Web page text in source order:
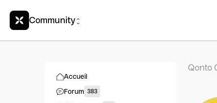
Community
Accueil
Forum 383
Qonto